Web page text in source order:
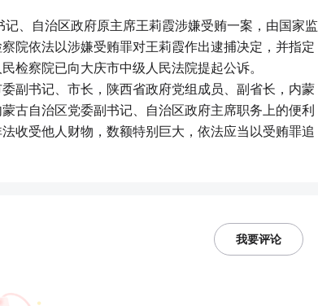
、自治区政府原主席王莉霞涉嫌受贿一案，由国家监
院依法以涉嫌受贿罪对王莉霞作出逮捕决定，并指定
检察院已向大庆市中级人民法院提起公诉。
副书记、市长，陕西省政府党组成员、副省长，内蒙
古自治区党委副书记、自治区政府主席职务上的便利
收受他人财物，数额特别巨大，依法应当以受贿罪追
我要评论